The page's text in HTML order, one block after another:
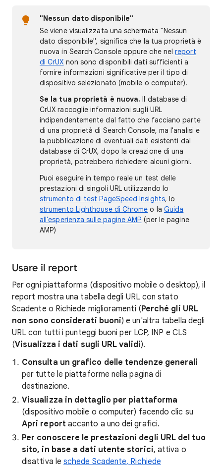
"Nessun dato disponibile"
Se viene visualizzata una schermata "Nessun
dato disponibile", significa che la tua proprietà è
nuova in Search Console oppure che nelreport
di CrUX non sono disponibili dati sufficienti a
fornire informazioni significative per il tipo di
dispositivo selezionato (mobile o computer).
Se la tua proprietà è nuova. Il database di
CrUX raccoglie informazioni sugli URL
indipendentemente dal fatto che facciano parte
di una proprietà di Search Console, ma l'analisi e
la pubblicazione di eventuali dati esistenti dal
database di CrUX, dopo la creazione di una
proprietà, potrebbero richiedere alcuni giorni.
Puoi eseguire in tempo reale un test delle
prestazioni di singoli URL utilizzando lo
strumento di test PageSpeed Insights, lo
strumento Lighthouse di Chrome o la Guida
all'esperienza sulle pagine AMP (per le pagine
AMP)
Usare il report
Per ogni piattaforma (dispositivo mobile o desktop), il
report mostra una tabella degli URL con stato
Scadente o Richiede miglioramenti (Perché gli URL
non sono considerati buoni) e un'altra tabella degli
URL con tutti i punteggi buoni per LCP, INP e CLS
(Visualizza i dati sugli URL validi).
Consulta un grafico delle tendenze generali
per tutte le piattaforme nella pagina di
destinazione.
Visualizza in dettaglio per piattaforma
(dispositivo mobile o computer) facendo clic su
Apri report accanto a uno dei grafici.
Per conoscere le prestazioni degli URL del tuo
sito, in base a dati utente storici, attiva o
disattiva leschede Scadente, Richiede